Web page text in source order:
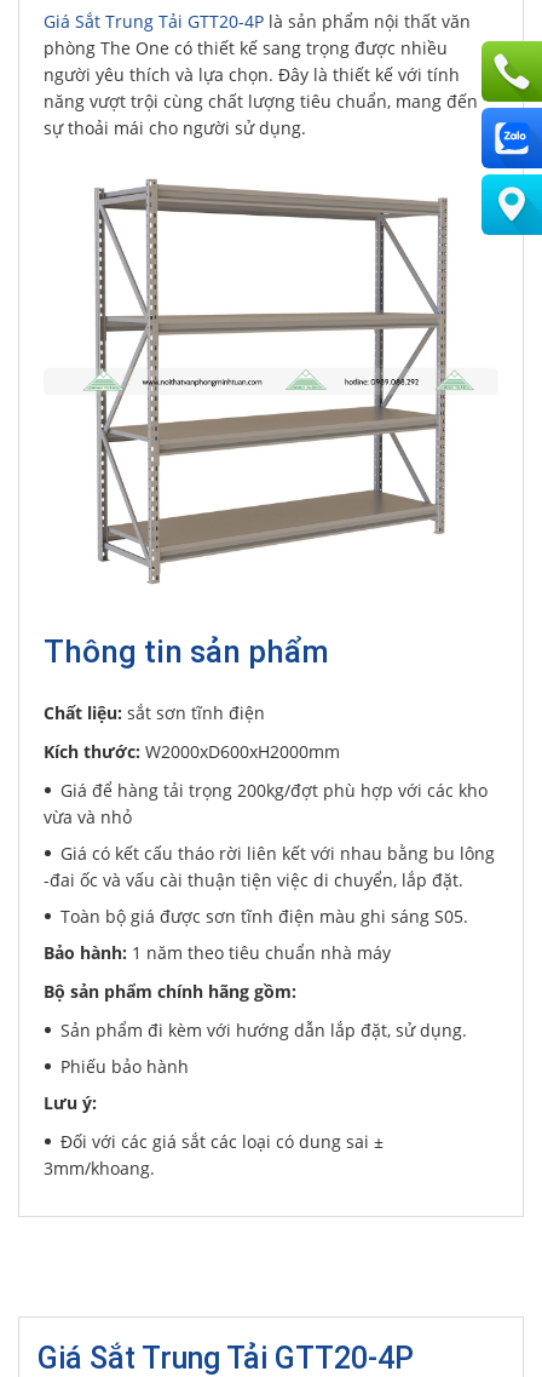
Giá Sắt Trung Tải GTT20-4P là sản phẩm nội thất văn
phòng The One có thiết kế sang trọng được nhiều
người yêu thích và lựa chọn. Đây là thiết kế với tính
năng vượt trội cùng chất lượng tiêu chuẩn, mang đến
sự thoải mái cho người sử dụng.
Thông tin sản phẩm
Chất liệu: sắt sơn tĩnh điện
Kích thước: W2000xD600xH2000mm
Giá để hàng tải trọng 200kg/đợt phù hợp với các kho
vừa và nhỏ
Giá có kết cấu tháo rời liên kết với nhau bằng bu lông
-đai ốc và vấu cài thuận tiện việc di chuyển, lắp đặt.
Toàn bộ giá được sơn tĩnh điện màu ghi sáng S05.
Bảo hành: 1 năm theo tiêu chuẩn nhà máy
Bộ sản phẩm chính hãng gồm:
Sản phẩm đi kèm với hướng dẫn lắp đặt, sử dụng.
Phiếu bảo hành
Lưu ý:
Đối với các giá sắt các loại có dung sai ±
3mm/khoang.
Giá Sắt Trung Tải GTT20-4P